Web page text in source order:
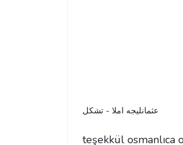
عثمانليجه املا - تشكل
teşekkül osmanlıca